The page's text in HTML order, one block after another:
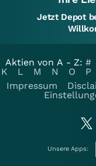
Jetzt Depot
Aktien von A - Z: #
K
L M N O P
Impressum
Unsere Apps: